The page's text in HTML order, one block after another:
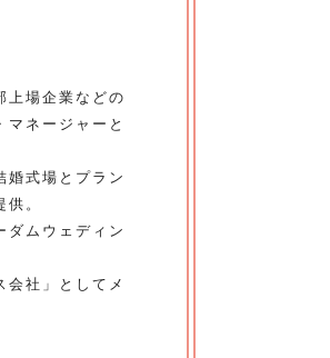
上場企業などの
ネージャーと
婚式場とプラン
。
ダムウェディン
社」としてメ